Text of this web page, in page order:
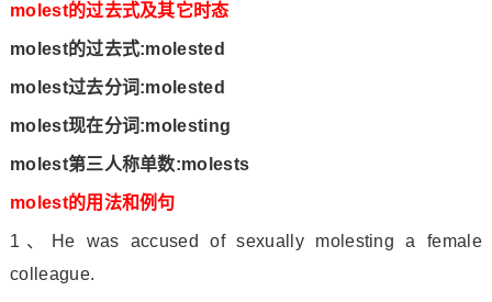
molest的过去式及其它时态
molest的过去式:molested
molest过去分词:molested
molest现在分词:molesting
molest第三人称单数:molests
molest的用法和例句
1、He was accused of sexually molesting a female
colleague.